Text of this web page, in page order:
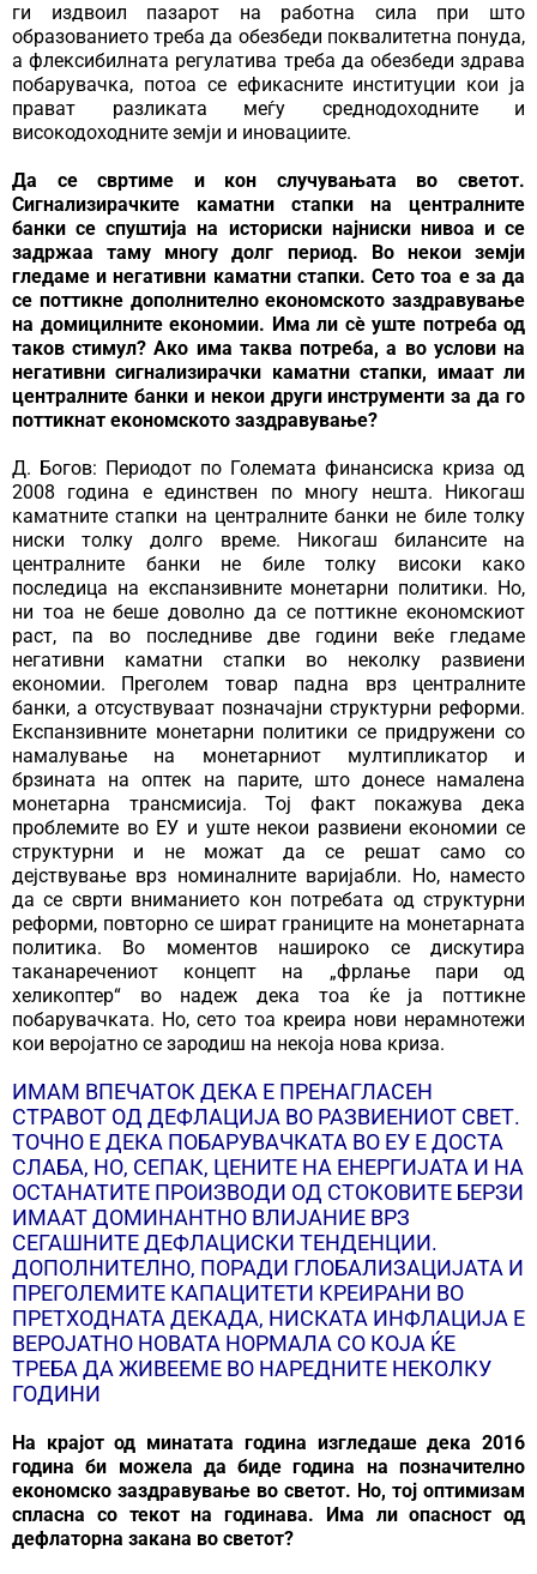
ги издвоил пазарот на работна сила при што
образованието треба да обезбеди поквалитетна понуда,
а флексибилната регулатива треба да обезбеди здрава
побарувачка, потоа се ефикасните институции кои ја
прават разликата меѓу среднодоходните и
високодоходните земји и иновациите.
Да се свртиме и кон случувањата во светот.
Сигнализирачките каматни стапки на централните
банки се спуштија на историски најниски нивоа и се
задржаа таму многу долг период. Во некои земји
гледаме и негативни каматни стапки. Сето тоа е за да
се поттикне дополнително економското заздравување
на домицилните економии. Има ли сѐ уште потреба од
таков стимул? Ако има таква потреба, а во услови на
негативни сигнализирачки каматни стапки, имаат ли
централните банки и некои други инструменти за да го
поттикнат економското заздравување?
Д. Богов: Периодот по Големата финансиска криза од
2008 година е единствен по многу нешта. Никогаш
каматните стапки на централните банки не биле толку
ниски толку долго време. Никогаш билансите на
централните банки не биле толку високи како
последица на експанзивните монетарни политики. Но,
ни тоа не беше доволно да се поттикне економскиот
раст, па во последниве две години веќе гледаме
негативни каматни стапки во неколку развиени
економии. Преголем товар падна врз централните
банки, а отсуствуваат позначајни структурни реформи.
Експанзивните монетарни политики се придружени со
намалување на монетарниот мултипликатор и
брзината на оптек на парите, што донесе намалена
монетарна трансмисија. Тој факт покажува дека
проблемите во ЕУ и уште некои развиени економии се
структурни и не можат да се решат само со
дејствување врз номиналните варијабли. Но, наместо
да се сврти вниманието кон потребата од структурни
реформи, повторно се шират границите на монетарната
политика. Во моментов нашироко се дискутира
таканаречениот концепт на „фрлање пари од
хеликоптер“ во надеж дека тоа ќе ја поттикне
побарувачката. Но, сето тоа креира нови нерамнотежи
кои веројатно се зародиш на некоја нова криза.
ИМАМ ВПЕЧАТОК ДЕКА Е ПРЕНАГЛАСЕН
СТРАВОТ ОД ДЕФЛАЦИЈА ВО РАЗВИЕНИОТ СВЕТ.
ТОЧНО Е ДЕКА ПОБАРУВАЧКАТА ВО ЕУ Е ДОСТА
СЛАБА, НО, СЕПАК, ЦЕНИТЕ НА ЕНЕРГИЈАТА И НА
ОСТАНАТИТЕ ПРОИЗВОДИ ОД СТОКОВИТЕ БЕРЗИ
ИМААТ ДОМИНАНТНО ВЛИЈАНИЕ ВРЗ
СЕГАШНИТЕ ДЕФЛАЦИСКИ ТЕНДЕНЦИИ.
ДОПОЛНИТЕЛНО, ПОРАДИ ГЛОБАЛИЗАЦИЈАТА И
ПРЕГОЛЕМИТЕ КАПАЦИТЕТИ КРЕИРАНИ ВО
ПРЕТХОДНАТА ДЕКАДА, НИСКАТА ИНФЛАЦИЈА Е
ВЕРОЈАТНО НОВАТА НОРМАЛА СО КОЈА ЌЕ
ТРЕБА ДА ЖИВЕЕМЕ ВО НАРЕДНИТЕ НЕКОЛКУ
ГОДИНИ
На крајот од минатата година изгледаше дека 2016
година би можела да биде година на позначително
економско заздравување во светот. Но, тој оптимизам
спласна со текот на годинава. Има ли опасност од
дефлаторна закана во светот?